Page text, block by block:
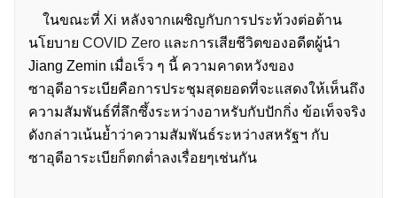
ในขณะที่ Xi หลังจากเผชิญกับการประท้วงต่อต้าน
นโยบาย COVID Zero และการเสียชีวิตของอดีตผู้นำ
Jiang Zemin เมื่อเร็ว ๆ นี้ ความคาดหวังของ
ซาอุดีอาระเบียคือการประชุมสุดยอดที่จะแสดงให้เห็นถึง
ความสัมพันธ์ที่ลึกซึ้งระหว่างอาหรับกับปักกิ่ง ข้อเท็จจริง
ดังกล่าวเน้นย้ำว่าความสัมพันธ์ระหว่างสหรัฐฯ กับ
ซาอุดีอาระเบียก็ตกต่ำลงเรื่อยๆเช่นกัน